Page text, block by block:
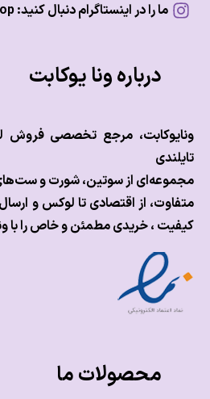
ما را در اینستاگرام دنبال کنید: vena_youckabetshop
درباره ونا یوکابت
مرجع تخصصی فروش لباس زیر
از سوتین، شورت و ست‌های زنانه و
از اقتصادی تا لوکس وارسال به
، خریدی مطمئن و خاص را با ونا
محصولات ما